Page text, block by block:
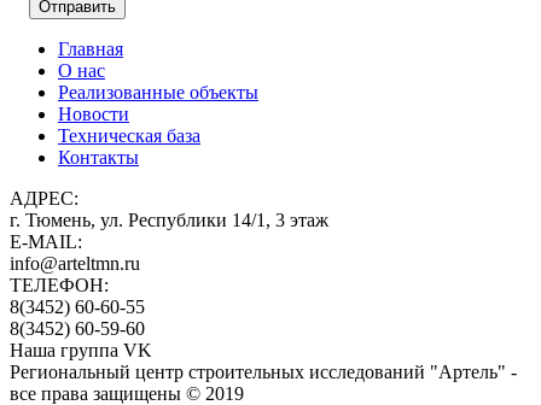
Главная
О нас
Реализованные объекты
Новости
Техническая база
Контакты
АДРЕС:
г. Тюмень, ул. Республики 14/1, 3 этаж
E-MAIL:
info@arteltmn.ru
ТЕЛЕФОН:
8(3452) 60-60-55
8(3452) 60-59-60
Наша группа VK
Региональный центр строительных исследований "Артель" -
все права защищены © 2019